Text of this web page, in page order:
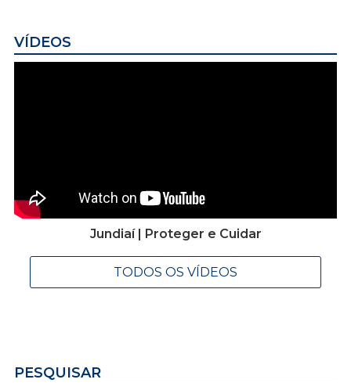
VÍDEOS
Jundiaí | Proteger e Cuidar
TODOS OS VÍDEOS
PESQUISAR